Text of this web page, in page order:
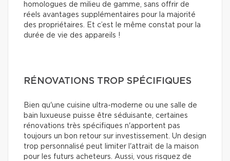
homologues de milieu de gamme, sans offrir de
réels avantages supplémentaires pour la majorité
des propriétaires. Et c’est le même constat pour la
durée de vie des appareils !
RÉNOVATIONS TROP SPÉCIFIQUES
Bien qu'une cuisine ultra-moderne ou une salle de
bain luxueuse puisse être séduisante, certaines
rénovations très spécifiques n'apportent pas
toujours un bon retour sur investissement. Un design
trop personnalisé peut limiter l'attrait de la maison
pour les futurs acheteurs. Aussi, vous risquez de